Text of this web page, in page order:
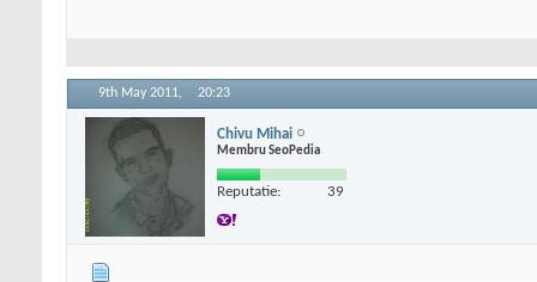
9th May 2011, 20:23
Chivu Mihai
Membru SeoPedia
Reputatie: 39